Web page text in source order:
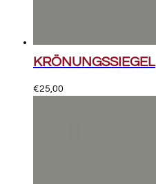
KRÖNUNGSSIEGEL
€25,00